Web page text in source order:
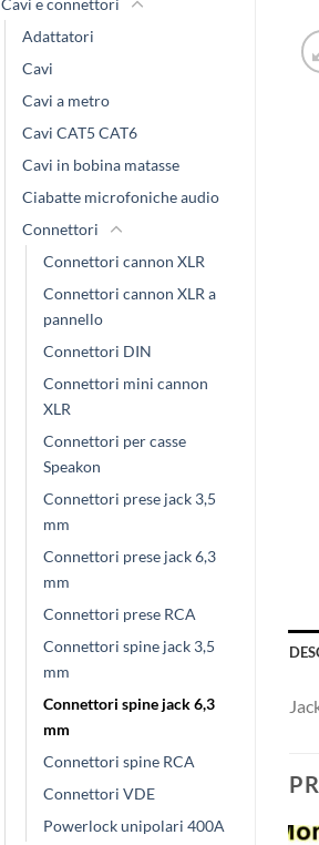
Adattatori
Cavi
Cavi a metro
Cavi CAT5 CAT6
Cavi in bobina matasse
Ciabatte microfoniche audio
Connettori
Connettori cannon XLR
Connettori cannon XLR a
pannello
Connettori DIN
Connettori mini cannon
XLR
Connettori per casse
Speakon
Connettori prese jack 3,5
mm
Connettori prese jack 6,3
mm
Connettori prese RCA
Connettori spine jack 3,5
mm
Connettori spine jack 6,3
mm
Connettori spine RCA
Connettori VDE
Powerlock unipolari 400A